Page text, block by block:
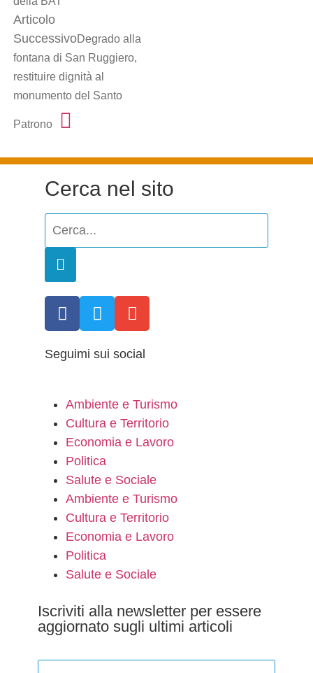
Articolo
SuccessivoDegrado alla
fontana di San Ruggiero,
restituire dignità al
monumento del Santo
Patrono
Cerca nel sito
Seguimi sui social
Ambiente e Turismo
Cultura e Territorio
Economia e Lavoro
Politica
Salute e Sociale
Ambiente e Turismo
Cultura e Territorio
Economia e Lavoro
Politica
Salute e Sociale
Iscriviti alla newsletter per essere
aggiornato sugli ultimi articoli